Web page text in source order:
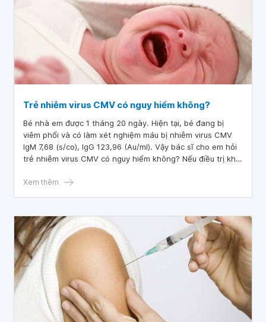
Trẻ nhiễm virus CMV có nguy hiểm không?
Bé nhà em được 1 tháng 20 ngày. Hiện tại, bé đang bị
viêm phổi và có làm xét nghiệm máu bị nhiễm virus CMV
IgM 7,68 (s/co), IgG 123,96 (Au/ml). Vậy bác sĩ cho em hỏi
trẻ nhiễm virus CMV có nguy hiểm không? Nếu điều trị khỏi
Xem thêm